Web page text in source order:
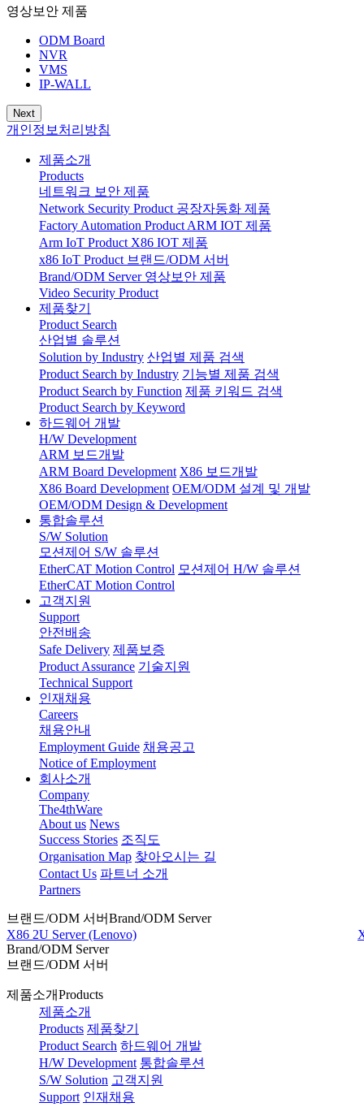
영상보안 제품
ODM Board
NVR
VMS
IP-WALL
Next
개인정보처리방침
제품소개
Products
네트워크 보안 제품
Network Security Product 공장자동화 제품
Factory Automation Product ARM IOT 제품
Arm IoT Product X86 IOT 제품
x86 IoT Product 브랜드/ODM 서버
Brand/ODM Server 영상보안 제품
Video Security Product
제품찾기
Product Search
산업별 솔루션
Solution by Industry 산업별 제품 검색
Product Search by Industry 기능별 제품 검색
Product Search by Function 제품 키워드 검색
Product Search by Keyword
하드웨어 개발
H/W Development
ARM 보드개발
ARM Board Development X86 보드개발
X86 Board Development OEM/ODM 설계 및 개발
OEM/ODM Design & Development
통합솔루션
S/W Solution
모션제어 S/W 솔루션
EtherCAT Motion Control 모션제어 H/W 솔루션
EtherCAT Motion Control
고객지원
Support
안전배송
Safe Delivery 제품보증
Product Assurance 기술지원
Technical Support
인재채용
Careers
채용안내
Employment Guide 채용공고
Notice of Employment
회사소개
Company
The4thWare
About us News
Success Stories 조직도
Organisation Map 찾아오시는 길
Contact Us 파트너 소개
Partners
브랜드/ODM 서버Brand/ODM Server
X86 2U Server (Lenovo)
Brand/ODM Server
브랜드/ODM 서버
제품소개Products
제품소개
Products 제품찾기
Product Search 하드웨어 개발
H/W Development 통합솔루션
S/W Solution 고객지원
Support 인재채용